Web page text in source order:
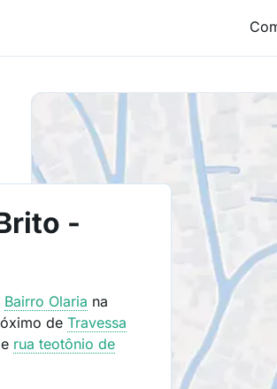
-
Bairro Olaria na
deTravessa
e rua teotônio de